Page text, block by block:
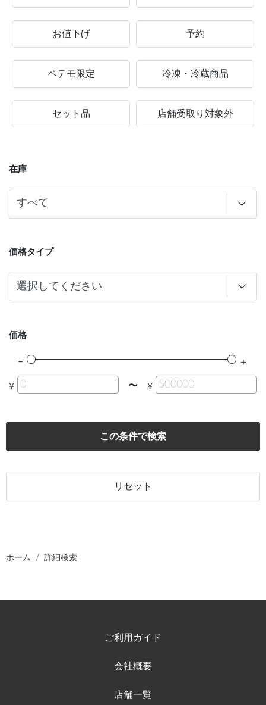
お値下げ 予約
ペテモ限定 冷凍・冷蔵商品
セット品 店舗受取り対象外
在庫
価格タイプ
価格
¥ 〜 ¥
この条件で検索
リセット
ホーム 詳細検索
ご利用ガイド
会社概要
店舗一覧